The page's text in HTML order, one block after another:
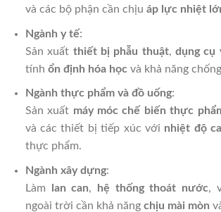
và các bộ phận cần chịu áp lực nhiệt
Ngành y tế:
Sản xuất thiết bị phẫu thuật, dụng cụ
tính ổn định hóa họcvà khả năng
Ngành thực phẩm và đồ uống:
Sản xuất máy móc chế biến thực
và các thiết bị tiếp xúc với nhiệt độ
thực phẩm.
Ngành xây dựng:
Làm
lan can, hệ thống thoát nước,
ngoài trời cần khả năng chịu mài mòn